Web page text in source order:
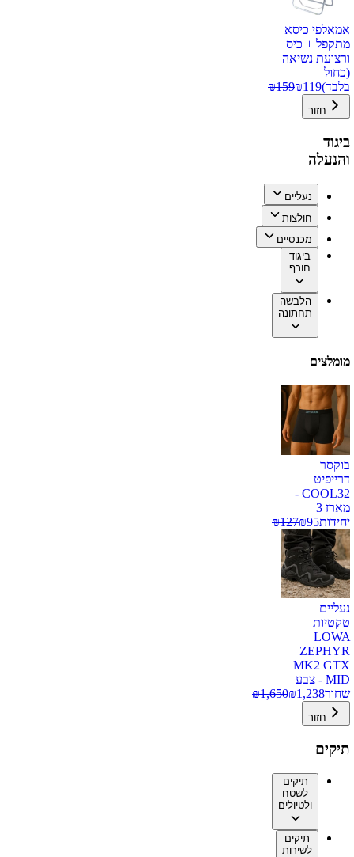
אמאלפי כיסא
מתקפל + כיס
ורצועת נשיאה
(כחול
בלבד)
₪119
₪159
חזור
ביגוד
והנעלה
נעליים
חולצות
מכנסיים
ביגוד
חורף
הלבשה
תחתונה
מומלצים
בוקסר
דרייפיט
COOL32 -
מארז 3
יחידות
₪95
₪127
נעליים
טקטיות
LOWA
ZEPHYR
MK2 GTX
MID - צבע
שחור
₪1,238
₪1,650
חזור
תיקים
תיקים
לשטח
ולטיולים
תיקים
לשירות